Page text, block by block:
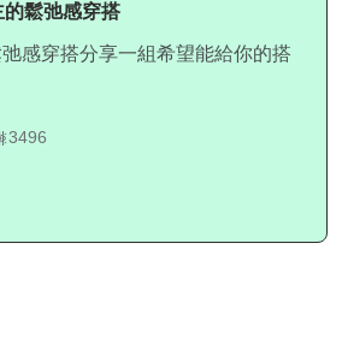
鬆弛感穿搭
感穿搭分享一組希望能給你的搭
3496